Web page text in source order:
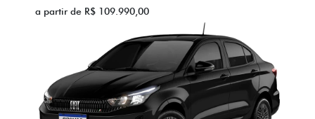
a partir de R$ 109.990,00